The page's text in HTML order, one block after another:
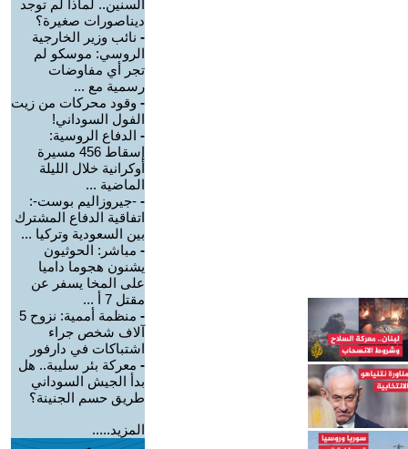
السنين.. لماذا لم توجد
ديناصورات صغيرة؟
- نائب وزير الخارجية
الروسي: موسكو لم
تجر أي مفاوضات
رسمية مع ...
- وقود محركات من زيت
الفول السوداني!
- الدفاع الروسية:
إسقاط 456 مسيرة
أوكرانية خلال الليلة
الماضية ...
- -جيروزاليم بوست-:
اتفاقية الدفاع المشترك
بين السعودية وتركيا ...
- مباشر: الحوثيون
يشنون هجوما داميا
على المخا يسفر عن
مقتل 7 أ ...
-
منظمة أممية: نزوح 5
آلاف شخص جراء
اشتباكات في دارفور
- معركة بئر سليبة.. هل
بدأ الجيش السوداني
طريق حسم الجنينة؟
المزيد.....